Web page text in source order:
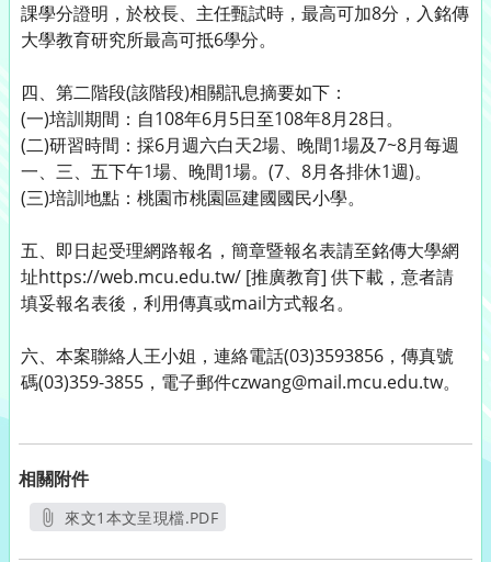
課學分證明，於校長、主任甄試時，最高可加8分，入銘傳
大學教育研究所最高可抵6學分。
四、第二階段(該階段)相關訊息摘要如下：
(一)培訓期間：自108年6月5日至108年8月28日。
(二)研習時間：採6月週六白天2場、晚間1場及7~8月每週
一、三、五下午1場、晚間1場。(7、8月各排休1週)。
(三)培訓地點：桃園市桃園區建國國民小學。
五、即日起受理網路報名，簡章暨報名表請至銘傳大學網
址https://web.mcu.edu.tw/ [推廣教育] 供下載，意者請
填妥報名表後，利用傳真或mail方式報名。
六、本案聯絡人王小姐，連絡電話(03)3593856，傳真號
碼(03)359-3855，電子郵件czwang@mail.mcu.edu.tw。
相關附件
來文1本文呈現檔.PDF